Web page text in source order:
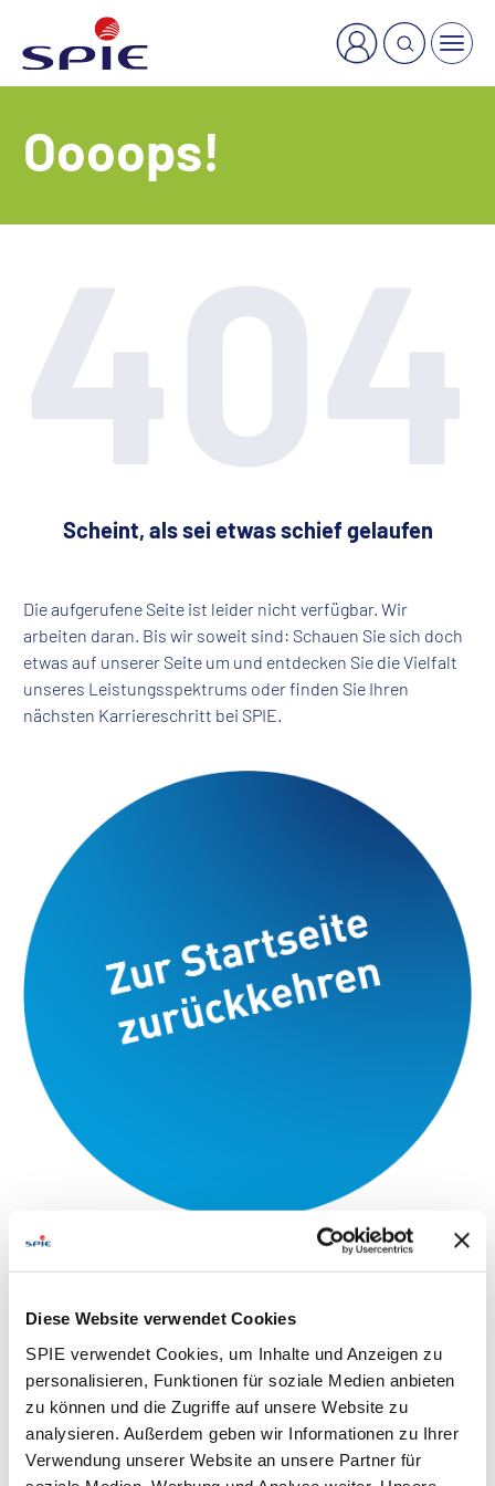
Diese Website verwendet Cookies
SPIE verwendet Cookies, um Inhalte und Anzeigen zu
personalisieren, Funktionen für soziale Medien anbieten
zu können und die Zugriffe auf unsere Website zu
analysieren. Außerdem geben wir Informationen zu Ihrer
Verwendung unserer Website an unsere Partner für
Oooops!
404
Scheint, als sei etwas schief gelaufen
Die aufgerufene Seite ist leider nicht verfügbar. Wir
arbeiten daran. Bis wir soweit sind: Schauen Sie sich doch
etwas auf unserer Seite um und entdecken Sie die Vielfalt
unseres Leistungsspektrums oder finden Sie Ihren
nächsten Karriereschritt bei SPIE.